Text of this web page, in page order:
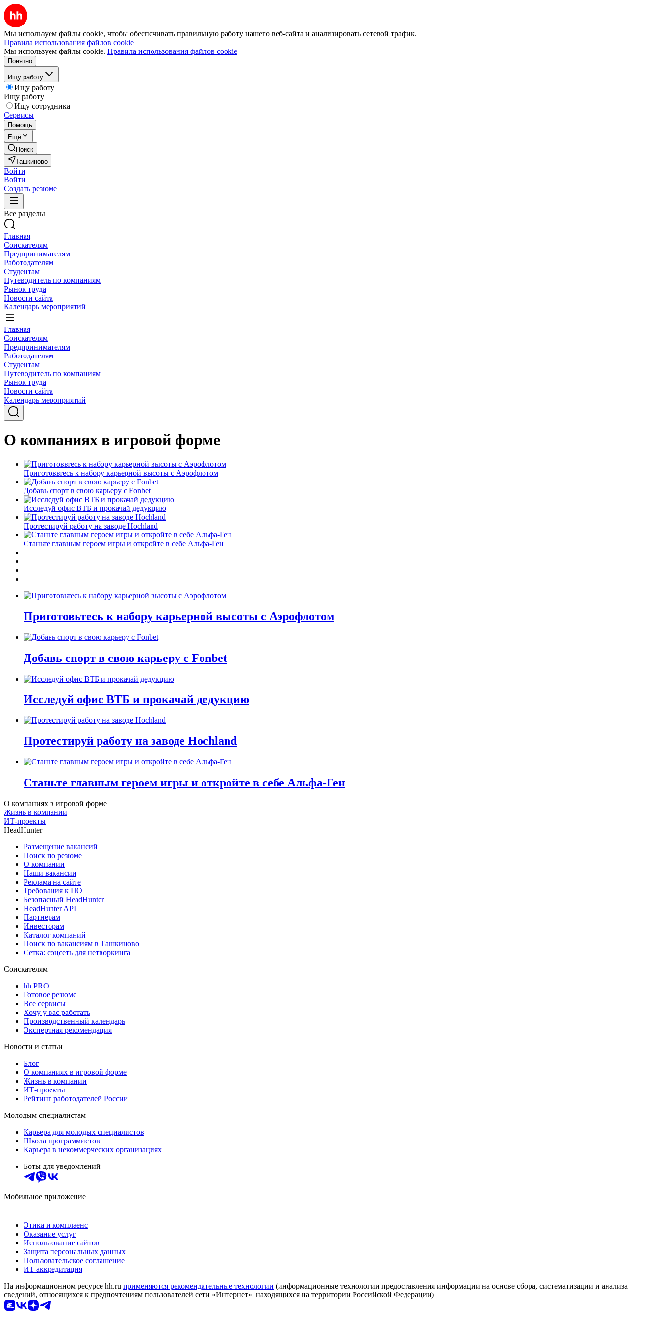
Мы используем файлы cookie, чтобы обеспечивать правильную работу нашего веб-сайта и анализировать сетевой трафик.
Правила использования файлов cookie
Мы используем файлы cookie. Правила использования файлов cookie
Понятно
Ищу работу
Ищу работу
Ищу работу
Ищу сотрудника
Сервисы
Помощь
Ещё
Поиск
Ташкиново
Войти
Войти
Создать резюме
Все разделы
Главная
Соискателям
Предпринимателям
Работодателям
Студентам
Путеводитель по компаниям
Рынок труда
Новости сайта
Календарь мероприятий
Главная
Соискателям
Предпринимателям
Работодателям
Студентам
Путеводитель по компаниям
Рынок труда
Новости сайта
Календарь мероприятий
О компаниях в игровой форме
Приготовьтесь к набору карьерной высоты с Аэрофлотом
Добавь спорт в свою карьеру с Fonbet
Исследуй офис ВТБ и прокачай дедукцию
Протестируй работу на заводе Hochland
Станьте главным героем игры и откройте в себе Альфа-Ген
Приготовьтесь к набору карьерной высоты с Аэрофлотом
Добавь спорт в свою карьеру с Fonbet
Исследуй офис ВТБ и прокачай дедукцию
Протестируй работу на заводе Hochland
Станьте главным героем игры и откройте в себе Альфа-Ген
О компаниях в игровой форме
Жизнь в компании
ИТ-проекты
HeadHunter
Размещение вакансий
Поиск по резюме
О компании
Наши вакансии
Реклама на сайте
Требования к ПО
Безопасный HeadHunter
HeadHunter API
Партнерам
Инвесторам
Каталог компаний
Поиск по вакансиям в Ташкиново
Сетка: соцсеть для нетворкинга
Соискателям
hh PRO
Готовое резюме
Все сервисы
Хочу у вас работать
Производственный календарь
Экспертная рекомендация
Новости и статьи
Блог
О компаниях в игровой форме
Жизнь в компании
ИТ-проекты
Рейтинг работодателей России
Молодым специалистам
Карьера для молодых специалистов
Школа программистов
Карьера в некоммерческих организациях
Боты для уведомлений
Мобильное приложение
Этика и комплаенс
Оказание услуг
Использование сайтов
Защита персональных данных
Пользовательское соглашение
ИТ аккредитация
На информационном ресурсе hh.ru применяются рекомендательные технологии (информационные технологии предоставления информации на основе сбора, систематизации и анализа
сведений, относящихся к предпочтениям пользователей сети «Интернет», находящихся на территории Российской Федерации)